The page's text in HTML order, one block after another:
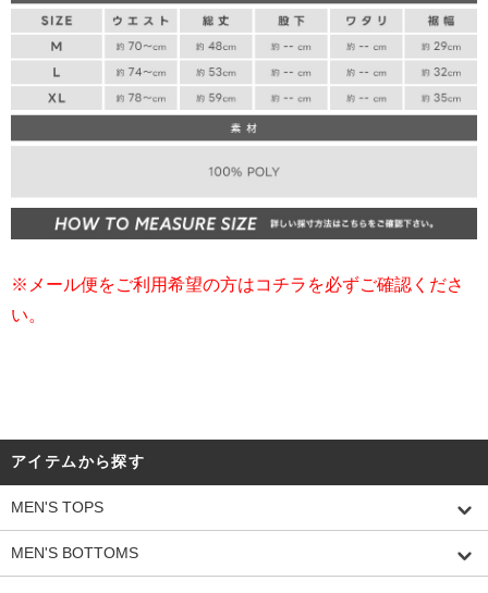
※メール便をご利用希望の方はコチラを必ずご確認くださ
い。
アイテムから探す
MEN'S TOPS
MEN'S BOTTOMS